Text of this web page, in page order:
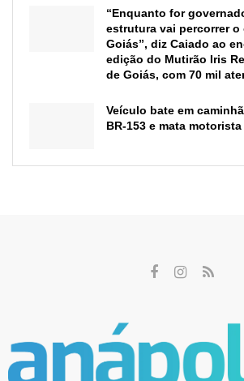
“Enquanto for
estrutura vai percorrer o
Goiás”, diz Caiado ao
edição do Mutirão Iris
de Goiás, com 70 mil
Veículo bate em
BR-153 e mata motorista